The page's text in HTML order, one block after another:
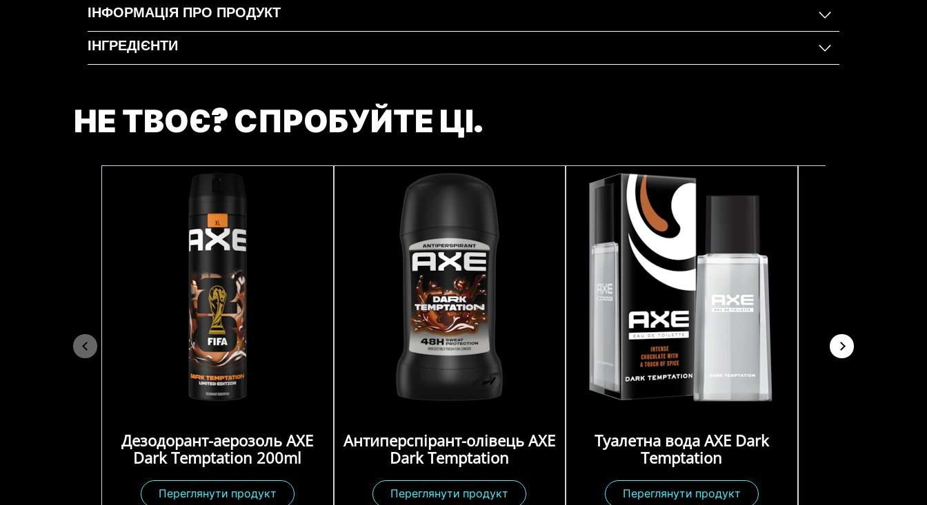
ІНФОРМАЦІЯ ПРО ПРОДУКТ
ІНГРЕДІЄНТИ
НЕ ТВОЄ? СПРОБУЙТЕ ЦІ.
Дезодорант-аерозоль AXE
Dark Temptation 200ml
Переглянути продукт
Антиперспірант-олівець AXE
Dark Temptation
Переглянути продукт
Туалетна вода AXE Dark
Temptation
Переглянути продукт